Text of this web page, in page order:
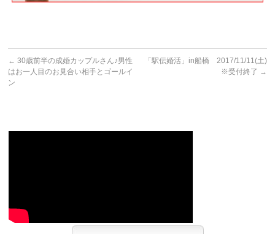
← 30歳前半の成婚カップルさん♪男性
はお一人目のお見合い相手とゴールイ
ン
「駅伝婚活」in船橋 2017/11/11(土)
※受付終了 →